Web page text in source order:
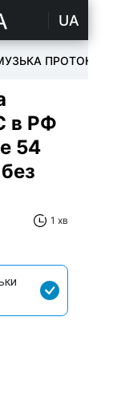
UA
ПРОТОКА
в РФ
54
1 хв